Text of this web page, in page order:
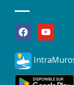
facebookyoutube